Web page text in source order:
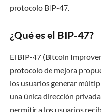
protocolo BIP-47.
¿Qué es el BIP-47?
El BIP-47 (Bitcoin
protocolo de mejora
los usuarios generar
una única dirección
permitir a los usuarios